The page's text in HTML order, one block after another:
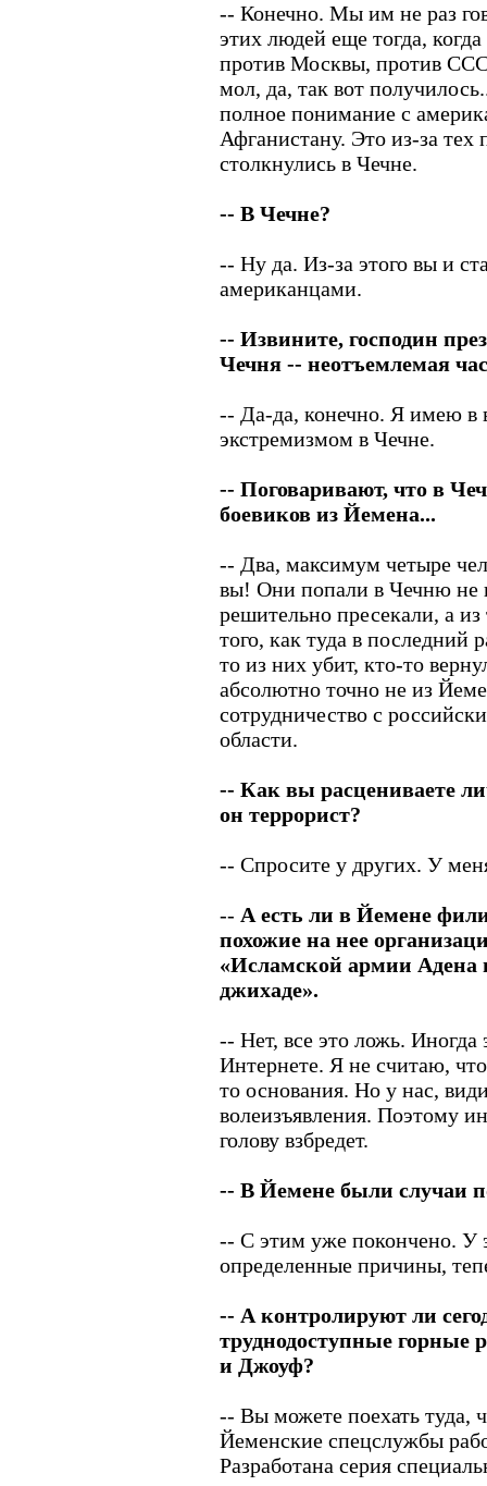
-- Конечно. Мы им не раз
этих людей еще тогда,
против Москвы, против
мол, да, так вот
полное понимание с
Афганистану. Это из-за
столкнулись в Чечне.
-- В Чечне?
-- Ну да. Из-за этого вы и
американцами.
-- Извините, господин
Чечня -- неотъемлемая
-- Да-да, конечно. Я имею в
экстремизмом в Чечне.
-- Поговаривают, что в
боевиков из Йемена...
-- Два, максимум четыре
вы! Они попали в Чечню не
решительно пресекали, а
того, как туда в
то из них убит, кто-то
абсолютно точно не из
сотрудничество с
области.
-- Как вы расцениваете
он террорист?
-- Спросите у других. У
-- А есть ли в Йемене
похожие на нее
«Исламской армии Адена
джихаде».
-- Нет, все это ложь. Иногда
Интернете. Я не считаю,
то основания. Но у нас,
волеизъявления. Поэтому
голову взбредет.
-- В Йемене были случаи
-- С этим уже покончено. У
определенные причины,
-- А контролируют ли
труднодоступные
и Джоуф?
-- Вы можете поехать туда,
Йеменские спецслужбы
Разработана серия